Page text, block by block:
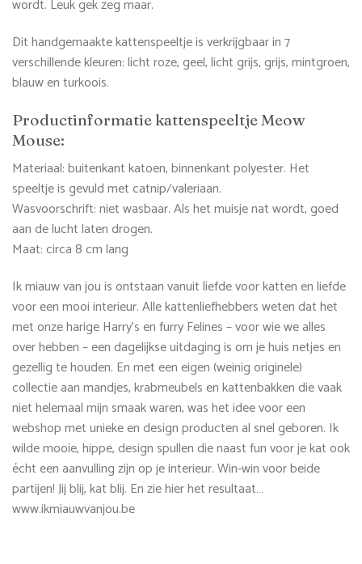
wordt. Leuk gek zeg maar.
Dit handgemaakte kattenspeeltje is verkrijgbaar in 7
verschillende kleuren: licht roze, geel, licht grijs, grijs, mintgroen,
blauw en turkoois.
Productinformatie kattenspeeltje Meow
Mouse:
Materiaal: buitenkant katoen, binnenkant polyester. Het
speeltje is gevuld met catnip/valeriaan.
Wasvoorschrift: niet wasbaar. Als het muisje nat wordt, goed
aan de lucht laten drogen.
Maat: circa 8 cm lang
Ik miauw van jou is ontstaan vanuit liefde voor katten en liefde
voor een mooi interieur. Alle kattenliefhebbers weten dat het
met onze harige Harry’s en furry Felines – voor wie we alles
over hebben – een dagelijkse uitdaging is om je huis netjes en
gezellig te houden. En met een eigen (weinig originele)
collectie aan mandjes, krabmeubels en kattenbakken die vaak
niet helemaal mijn smaak waren, was het idee voor een
webshop met unieke en design producten al snel geboren. Ik
wilde mooie, hippe, design spullen die naast fun voor je kat ook
écht een aanvulling zijn op je interieur. Win-win voor beide
partijen! Jij blij, kat blij. En zie hier het resultaat…
www.ikmiauwvanjou.be